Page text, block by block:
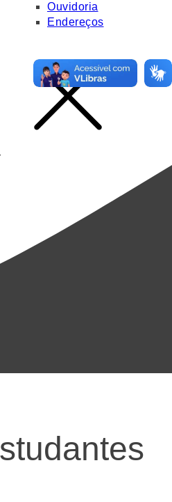
Ouvidoria
Endereços